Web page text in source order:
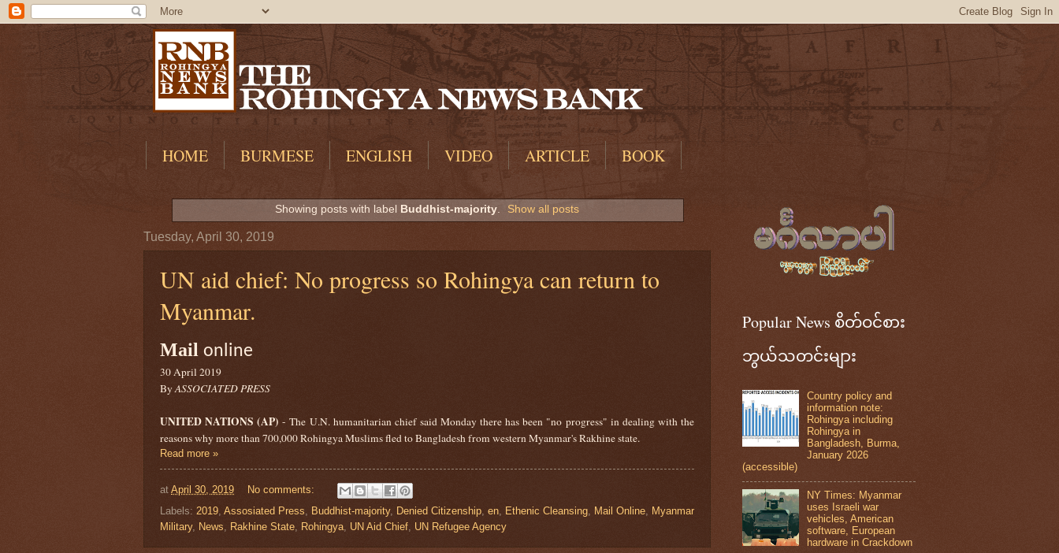
HOME BURMESE ENGLISH VIDEO ARTICLE BOOK
Showing posts with label Buddhist-majority. Show all posts
Tuesday, April 30, 2019
UN aid chief: No progress so Rohingya can return to
Myanmar.
Mail online
30 April 2019
ByASSOCIATED PRESS
UNITED NATIONS (AP)- The U.N. humanitarian chief said Monday there has been "no progress" in dealing with the
reasons why more than 700,000 Rohingya Muslims fled to Bangladesh from western Myanmar's Rakhine state.
Read more »
at April 30, 2019
No comments:
Labels: 2019 Assosiated Press Buddhist-majority, Denied Citizenship en Ethenic Cleansing Mail Online
Myanmar
Military, News Rakhine State Rohingya UN Aid Chief UN Refugee Agency
Popular News စိတ်ဝင်စား
ဘွယ်သတင်းများ
Country policy and
information note:
Rohingya including
Rohingya in
Bangladesh, Burma,
January 2026
(accessible)
NY Times: Myanmar
uses Israeli war
vehicles, American
software, European
hardware in Crackdown